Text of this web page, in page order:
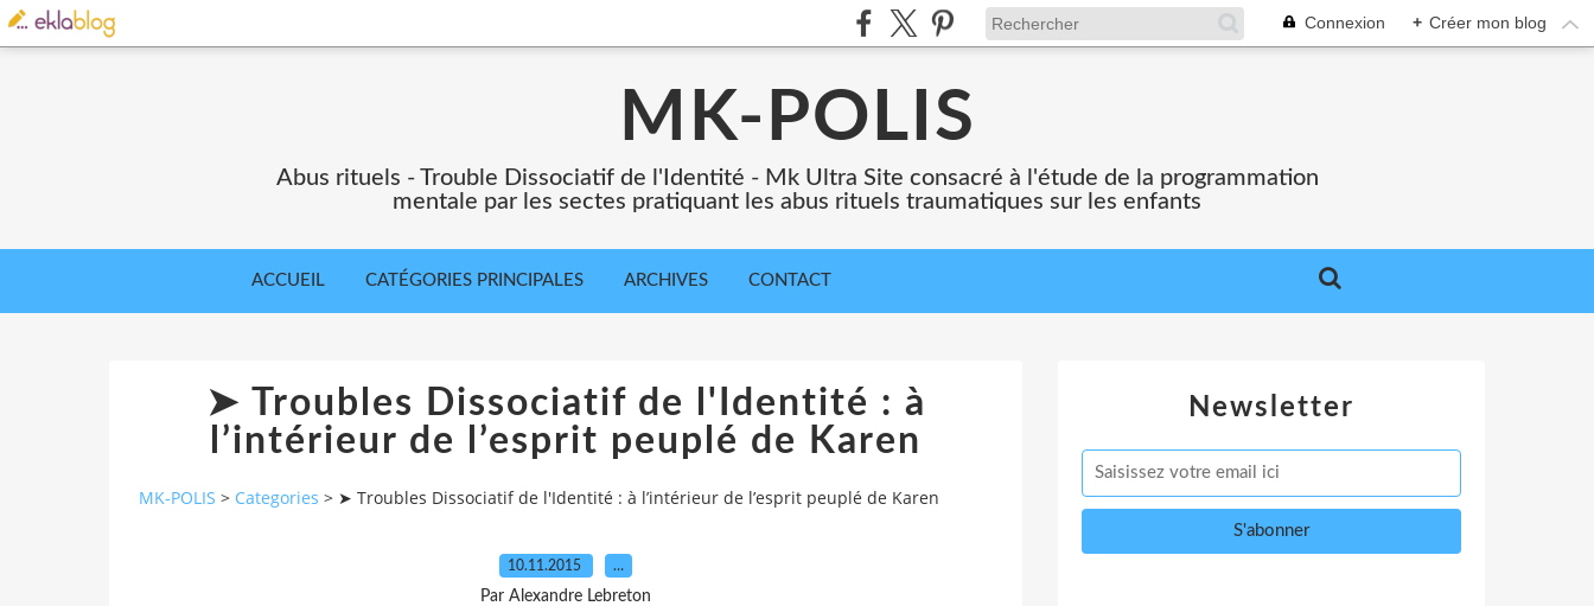
Connexion + Créer mon blog
MK-POLIS
Abus rituels - Trouble Dissociatif de l'Identité - Mk Ultra Site consacré à l'étude de la programmation
mentale par les sectes pratiquant les abus rituels traumatiques sur les enfants
ACCUEIL CATÉGORIES PRINCIPALES ARCHIVES CONTACT
➤ Troubles Dissociatif de l'Identité : à
l’intérieur de l’esprit peuplé de Karen
MK-POLIS > Categories > ➤ Troubles Dissociatif de l'Identité : à l’intérieur de l’esprit peuplé de Karen
10.11.2015 …
Par Alexandre Lebreton
Newsletter